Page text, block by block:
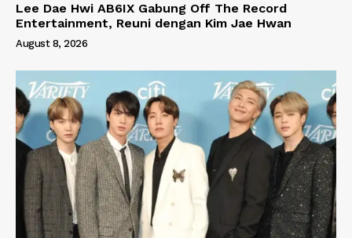
Lee Dae Hwi AB6IX Gabung Off The Record
Entertainment, Reuni dengan Kim Jae Hwan
August 8, 2026